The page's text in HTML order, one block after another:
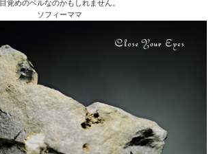
目覚めのベルなのかもしれません。
ソフィーママ